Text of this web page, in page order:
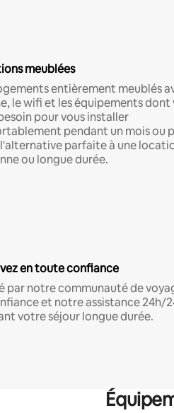
meublées
entièrement meublés
le wifi et les équipements dont
pour vous installer
pendant un mois ou
parfaite à une
ou longue durée.
en toute confiance
par notre communauté de
et notre assistance 24h/
votre séjour longue durée.